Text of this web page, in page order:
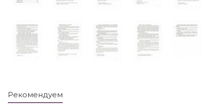
Рекомендуем